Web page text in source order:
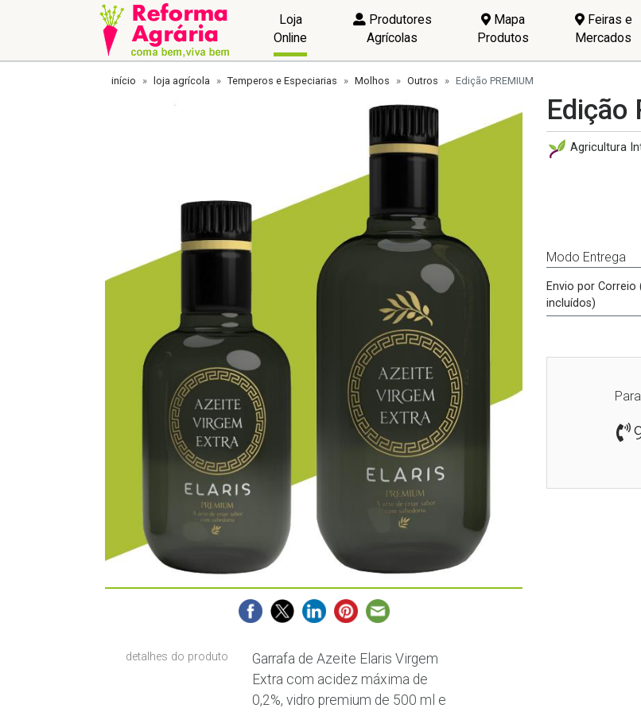
Loja
Online
Produtores
Agrícolas
Mapa
Produtos
Feiras e
Mercados
início loja agrícola Temperos e Especiarias Molhos Outros Edição PREMIUM
Edição
Agricultura
Modo Entrega
Envio por
incluídos)
detalhes do produto
Garrafa de Azeite Elaris Virgem
Extra com acidez máxima de
0,2%, vidro premium de 500 ml e